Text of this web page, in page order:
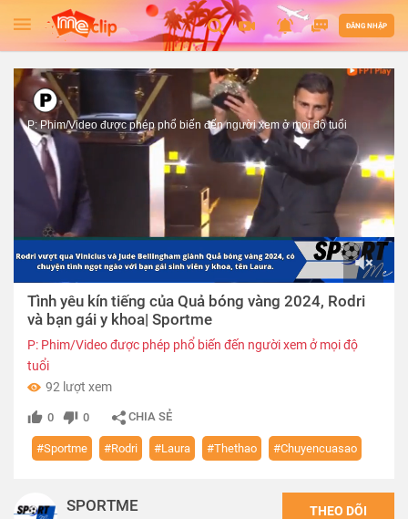
ĐĂNG NHẬP
01:42
P: Phim/Video được phép phổ biến đến người xem ở mọi độ tuổi
Tình yêu kín tiếng của Quả bóng vàng 2024, Rodri
và bạn gái y khoa| Sportme
P: Phim/Video được phép phổ biến đến người xem ở mọi độ
tuổi
92 lượt xem
0 0 CHIA SẺ
#Sportme #Rodri #Laura #Thethao #Chuyencuasao
SPORTME THEO DÕI